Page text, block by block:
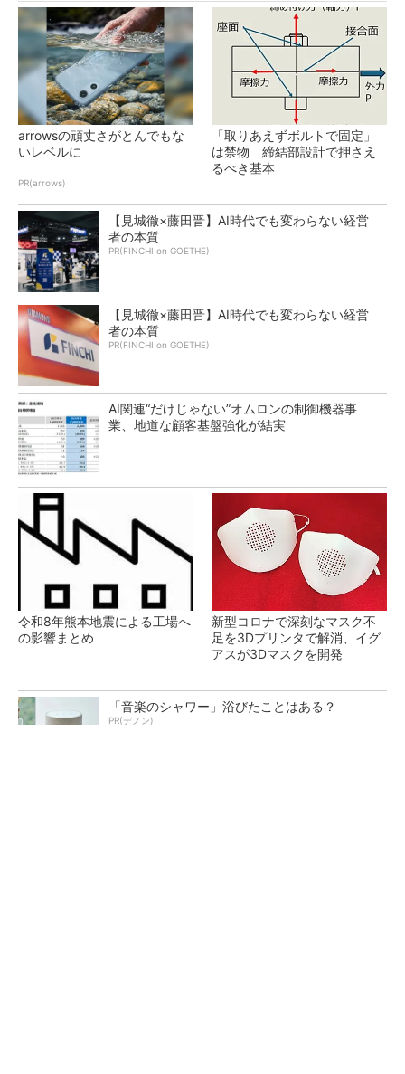
arrowsの頑丈さがとんでもな
いレベルに
PR(arrows)
「取りあえずボルトで固定」
は禁物 締結部設計で押さえ
るべき基本
【見城徹×藤田晋】AI時代でも変わらない経営
者の本質
PR(FINCHI on GOETHE)
【見城徹×藤田晋】AI時代でも変わらない経営
者の本質
PR(FINCHI on GOETHE)
AI関連“だけじゃない”オムロンの制御機器事
業、地道な顧客基盤強化が結実
令和8年熊本地震による工場へ
の影響まとめ
新型コロナで深刻なマスク不
足を3Dプリンタで解消、イグ
アスが3Dマスクを開発
「音楽のシャワー」浴びたことはある？
PR(デノン)